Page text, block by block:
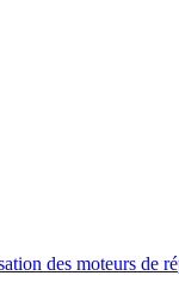
des moteurs de